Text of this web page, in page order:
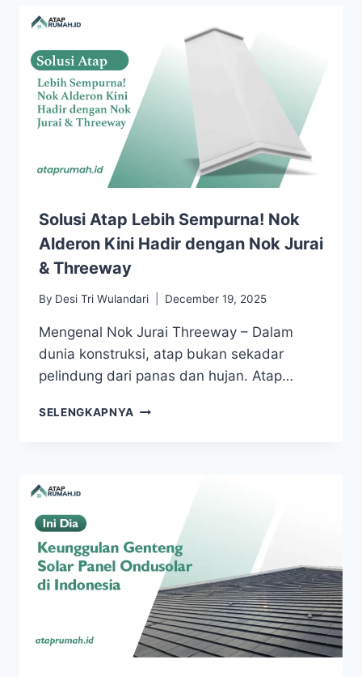
Solusi Atap Lebih Sempurna! Nok
Alderon Kini Hadir dengan Nok Jurai
& Threeway
By Desi Tri Wulandari December 19, 2025
Mengenal Nok Jurai Threeway – Dalam
dunia konstruksi, atap bukan sekadar
pelindung dari panas dan hujan. Atap…
SELENGKAPNYA